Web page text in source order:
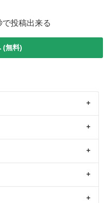
投稿出来る
(無料)